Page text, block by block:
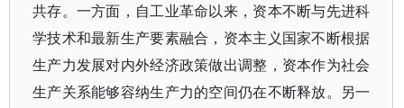
共存。一方面，自工业革命以来，资本不断与先进科
学技术和最新生产要素融合，资本主义国家不断根据
生产力发展对内外经济政策做出调整，资本作为社会
生产关系能够容纳生产力的空间仍在不断释放。另一